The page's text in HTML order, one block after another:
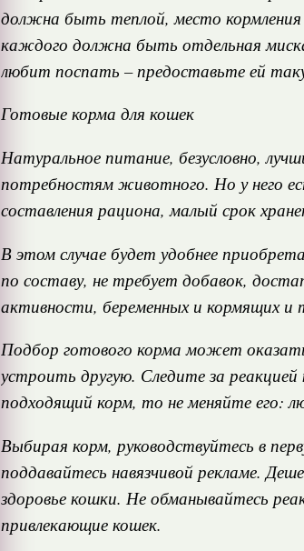
должна быть теплой, место
каждого должна быть отдельная
любит поспать – предоставьте ей
Готовые корма для кошек
Натуральное питание, безусловно,
потребностям животного. Но у него
составления рациона, малый срок
В этом случае будет удобнее
по составу, не требует добавок,
активности, беременных и кормящих и
Подбор готового корма может
устроить другую. Следите за
подходящий корм, то не меняйте его:
Выбирая корм, руководствуйтесь в
поддавайтесь навязчивой рекламе.
здоровье кошки. Не обманывайтесь
привлекающие кошек.